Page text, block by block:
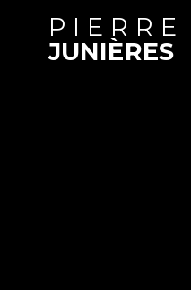
PIERRE
JUNIÈRES